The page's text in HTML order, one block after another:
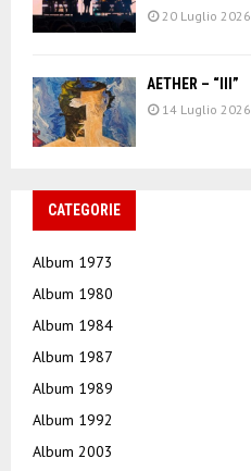
20 Luglio 2026
AETHER – “III”
14 Luglio 2026
CATEGORIE
Album 1973
Album 1980
Album 1984
Album 1987
Album 1989
Album 1992
Album 2003